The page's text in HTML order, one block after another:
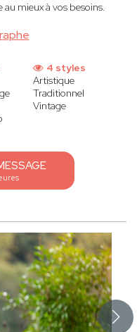
mieux à vos besoins.
4 styles
Artistique
Traditionnel
Vintage